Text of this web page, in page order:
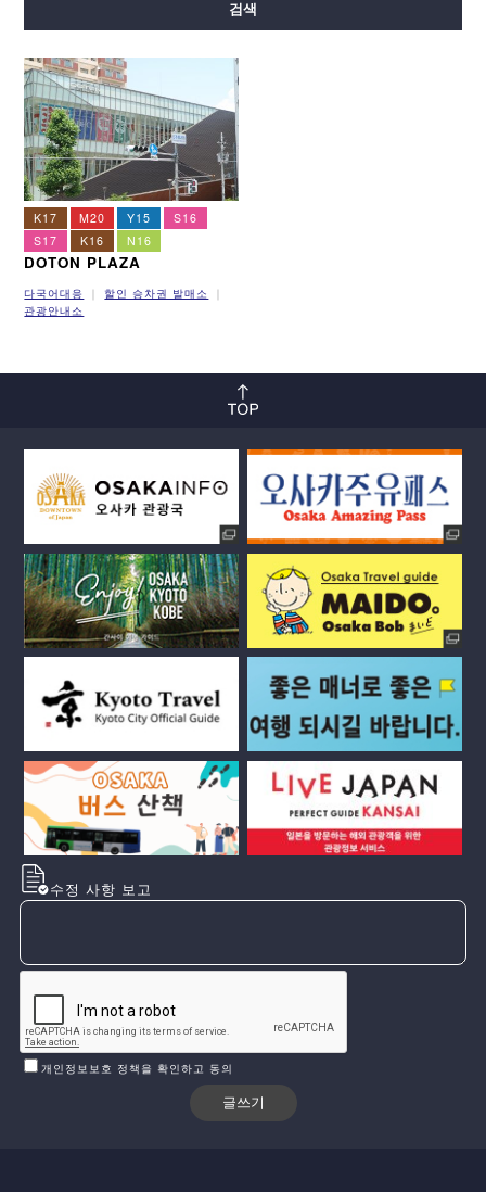
사카이스지선
이마자토스지선 뉴트램
검색
K17 M20 Y15
S16
S17
K16 N16
DOTON PLAZA
다국어대응
할인 승차권 발매소
관광안내소
수정 사항 보고
개인정보보호 정책을 확인하고 동의